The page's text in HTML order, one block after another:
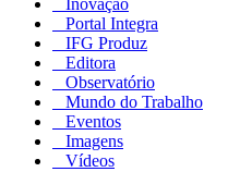
Inovação
Portal Integra
IFG Produz
Editora
Observatório
Mundo do Trabalho
Eventos
Imagens
Vídeos